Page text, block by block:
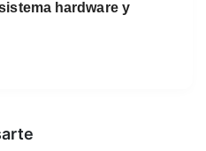
hardware y